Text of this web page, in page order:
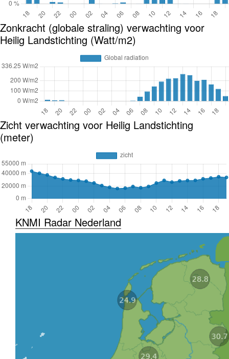
Zonkracht (globale straling) verwachting voor
Heilig Landstichting (Watt/m2)
Zicht verwachting voor Heilig Landstichting
(meter)
KNMI Radar Nederland